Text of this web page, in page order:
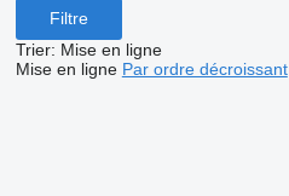
Filtre
Trier: Mise en ligne
Mise en ligne Par ordre décroissant